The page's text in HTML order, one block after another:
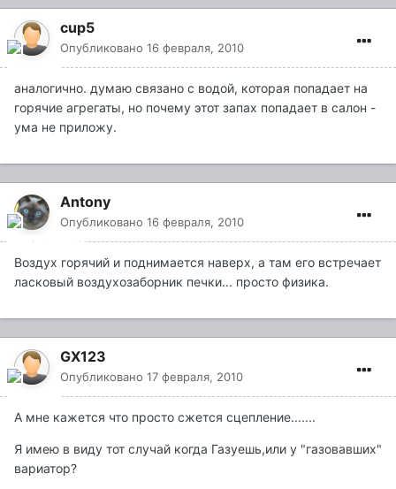
cup5
Опубликовано 16 февраля, 2010
аналогично. думаю связано с водой, которая попадает на
горячие агрегаты, но почему этот запах попадает в салон -
ума не приложу.
Antony
Опубликовано 16 февраля, 2010
Воздух горячий и поднимается наверх, а там его встречает
ласковый воздухозаборник печки... просто физика.
GX123
Опубликовано 17 февраля, 2010
А мне кажется что просто сжется сцепление.......
Я имею в виду тот случай когда Газуешь,или у "газовавших"
вариатор?